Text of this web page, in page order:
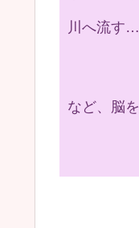
川へ流す…
など、脳